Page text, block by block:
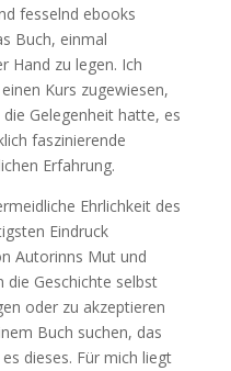
fesselnd ebooks
Buch, einmal
Hand zu legen. Ich
Kurs zugewiesen,
Gelegenheit hatte, es
faszinierende
Erfahrung.
Ehrlichkeit des
Eindruck
Autorinns Mut und
die Geschichte selbst
oder zu akzeptieren
Buch suchen, das
dieses. Für mich liegt